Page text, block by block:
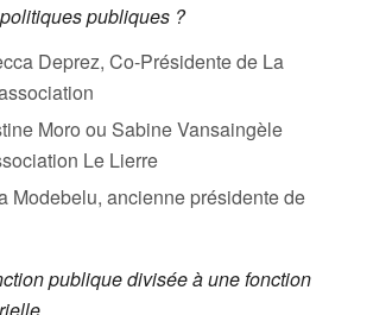
publiques ?
Deprez, Co-Présidente de La
Moro ou Sabine Vansaingèle
Le Lierre
Modebelu, ancienne présidente de
publique divisée à une fonction